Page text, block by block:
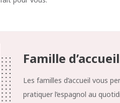
Famille d’accueil
Les familles d’accueil vous
pratiquer l’espagnol au